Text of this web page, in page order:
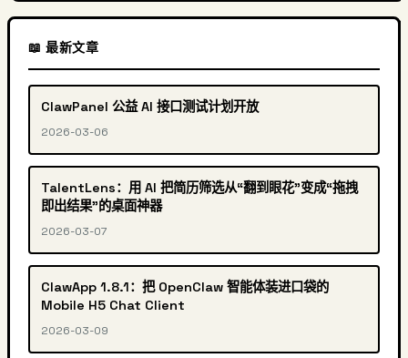
📖 最新文章
ClawPanel 公益 AI 接口测试计划开放
2026-03-06
TalentLens：用 AI 把简历筛选从“翻到眼花”变成“拖拽
即出结果”的桌面神器
2026-03-07
ClawApp 1.8.1：把 OpenClaw 智能体装进口袋的
Mobile H5 Chat Client
2026-03-09